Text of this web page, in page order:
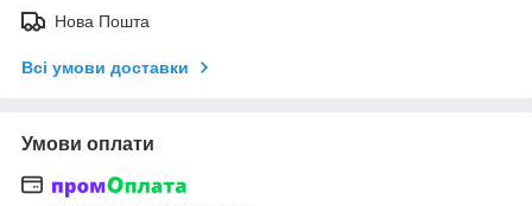
Нова Пошта
Всі умови доставки
Умови оплати